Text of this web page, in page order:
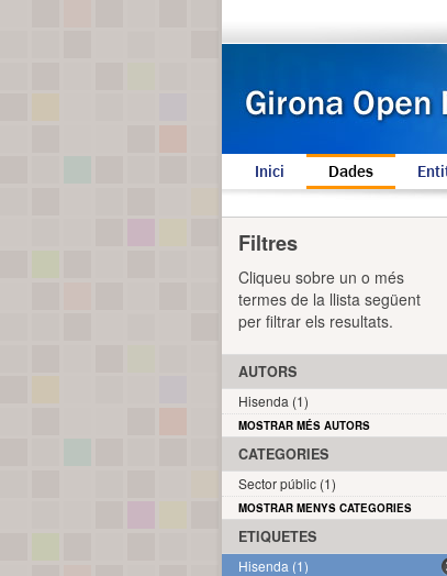
Inici Dades
Filtres
Cliqueu sobre un o més
termes de la llista següent
per filtrar els resultats.
AUTORS
Hisenda (1)
MOSTRAR MÉS AUTORS
CATEGORIES
Sector públic (1)
MOSTRAR MENYS CATEGORIES
ETIQUETES
Hisenda (1)